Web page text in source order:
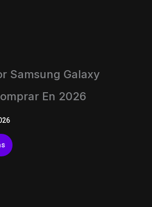
Samsung Galaxy
En 2026